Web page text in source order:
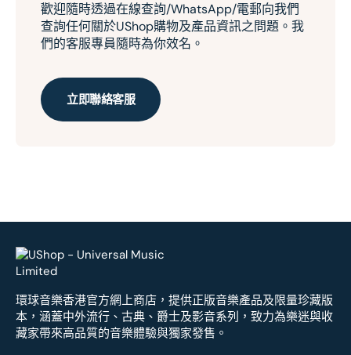
歡迎隨時透過在線查詢/WhatsApp/電郵向我們
查詢任何關於UShop購物及產品資訊之問題。我
們的客服專員隨時為你效名。
立即聯絡客服
環球音樂香港官方網上商店，提供正版音樂產品及限量珍藏版
本，涵蓋中外流行、古典、爵士及影音系列，致力為樂迷與收
藏家帶來高品質的音樂體驗與獨家發售。